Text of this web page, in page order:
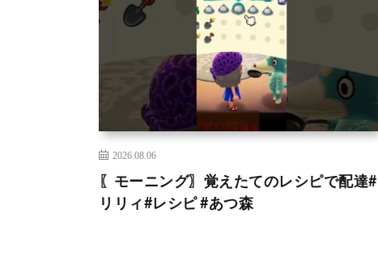
2026.08.06
〖モーニング〗覚えたてのレシピで配達#
リリィ#レシピ #あつ森